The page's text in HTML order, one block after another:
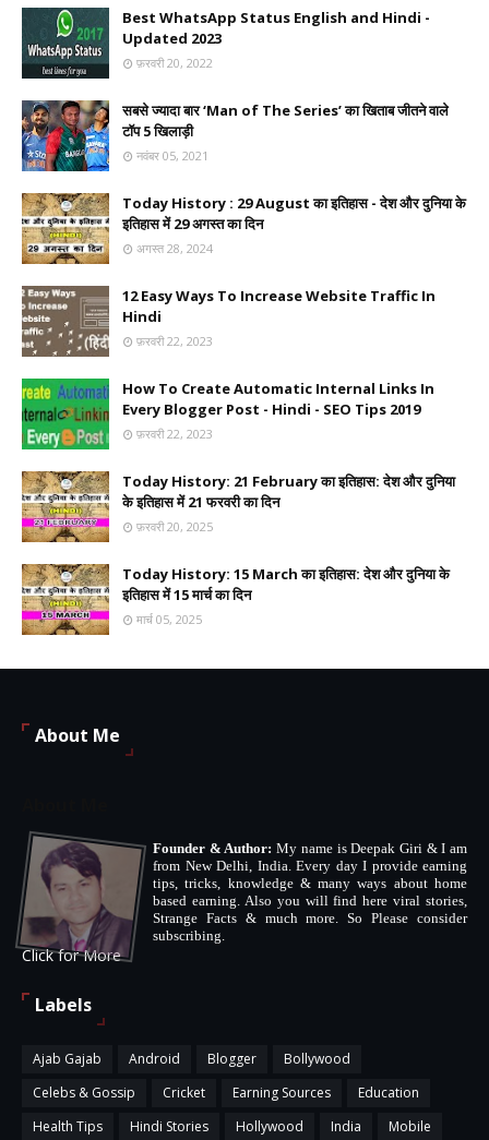
Best WhatsApp Status English and Hindi -
Updated 2023
फ़रवरी 20, 2022
सबसे ज्यादा बार ‘Man of The Series’ का खिताब जीतने वाले
टॉप 5 खिलाड़ी
नवंबर 05, 2021
Today History : 29 August का इतिहास - देश और दुनिया के
इतिहास में 29 अगस्त का दिन
अगस्त 28, 2024
12 Easy Ways To Increase Website Traffic In
Hindi
फ़रवरी 22, 2023
How To Create Automatic Internal Links In
Every Blogger Post - Hindi - SEO Tips 2019
फ़रवरी 22, 2023
Today History: 21 February का इतिहास: देश और दुनिया
के इतिहास में 21 फरवरी का दिन
फ़रवरी 20, 2025
Today History: 15 March का इतिहास: देश और दुनिया के
इतिहास में 15 मार्च का दिन
मार्च 05, 2025
About Me
Founder & Author: My name is Deepak Giri & I am
from New Delhi, India. Every day I provide earning
tips, tricks, knowledge & many ways about home
based earning. Also you will find here viral stories,
Strange Facts & much more. So Please consider
subscribing.
Click for More
Labels
Ajab Gajab Android Blogger
Bollywood
Celebs & Gossip
Cricket Earning Sources
Education
Health Tips
Hindi Stories Hollywood India Mobile